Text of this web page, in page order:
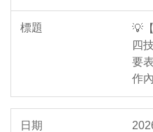
💡
四
要
作